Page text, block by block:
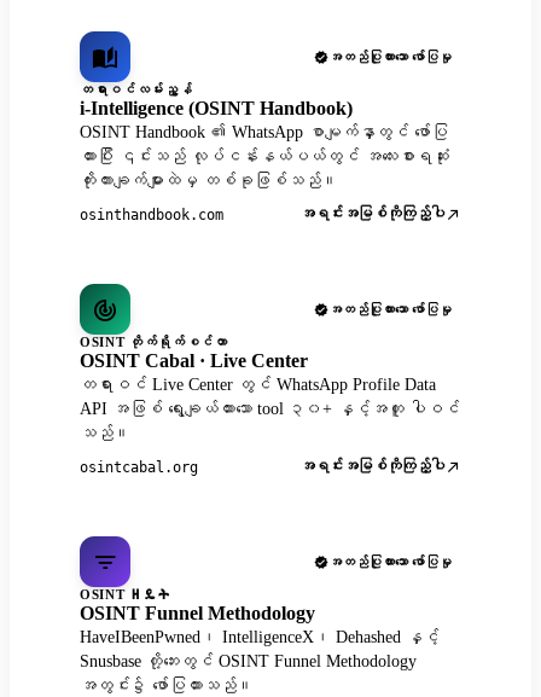
အတည်ပြုထားသော ဖော်ပြမှု
တရားဝင်လမ်းညွှန်
i-Intelligence (OSINT Handbook)
OSINT Handbook ၏ WhatsApp စာမျက်နှာတွင် ဖော်ပြ
ထားပြီး ၎င်းသည် လုပ်ငန်းနယ်ပယ်တွင် အလေးစားရဆုံး
ကိုးကားချက်များထဲမှ တစ်ခုဖြစ်သည်။
osinthandbook.com အရင်းအမြစ်ကိုကြည့်ပါ
အတည်ပြုထားသော ဖော်ပြမှု
OSINT တိုက်ရိုက်စင်တာ
OSINT Cabal · Live Center
တရားဝင် Live Center တွင် WhatsApp Profile Data
API အဖြစ် ရွေးချယ်ထားသော tool ၃၀+ နှင့်အတူ ပါဝင်
သည်။
osintcabal.org အရင်းအမြစ်ကိုကြည့်ပါ
အတည်ပြုထားသော ဖော်ပြမှု
OSINT ዘዴት
OSINT Funnel Methodology
HaveIBeenPwned၊ IntelligenceX၊ Dehashed နှင့်
Snusbase တို့ဘေးတွင် OSINT Funnel Methodology
အတွင်း၌ ဖော်ပြထားသည်။